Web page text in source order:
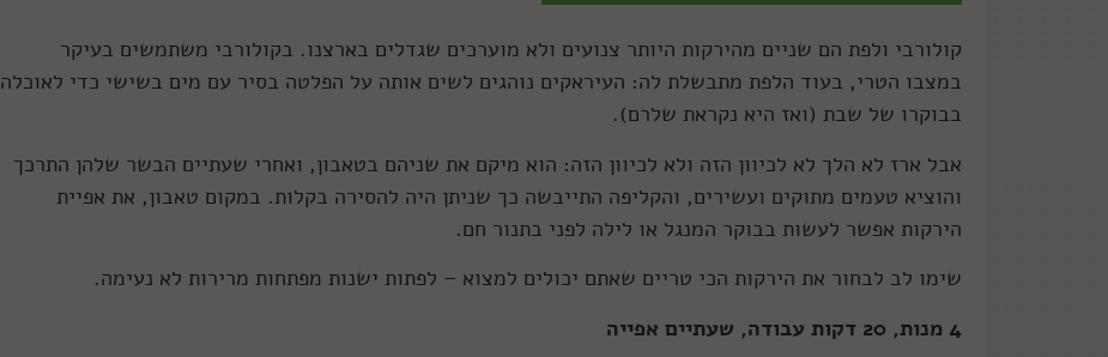
קולורבי ולפת הם שניים מהירקות היותר צנועים ולא מוערכים שגדלים בארצנו. בקולורבי משתמשים בעיקר
במצבו הטרי, בעוד הלפת מתבשלת לה: העיראקים נוהגים לשים אותה על הפלטה בסיר עם מים בשישי כדי לאוכלה
בבוקרו של שבת (ואז היא נקראת שלרם).
אבל ארז לא הלך לא לכיוון הזה ולא לכיוון הזה: הוא מיקם את שניהם בטאבון, ואחרי שעתיים הבשר שלהן התרכך
והוציא טעמים מתוקים ועשירים, והקליפה התייבשה כך שניתן היה להסירה בקלות. במקום טאבון, את אפיית
הירקות אפשר לעשות בבוקר המנגל או לילה לפני בתנור חם.
שימו לב לבחור את הירקות הכי טריים שאתם יכולים למצוא – לפתות ישנות מפתחות מרירות לא נעימה.
4 מנות, 20 דקות עבודה, שעתיים אפייה